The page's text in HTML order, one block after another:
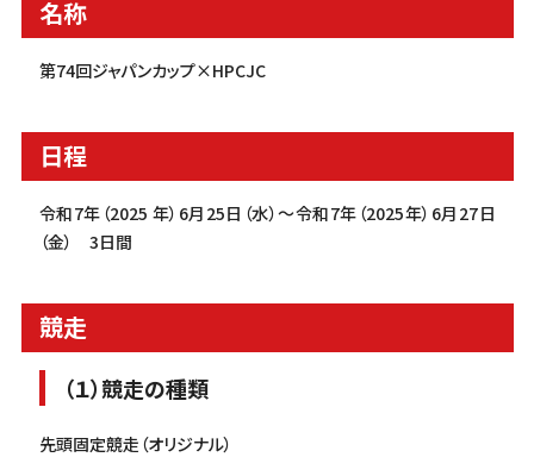
名称
第74回ジャパンカップ×HPCJC
日程
令和7年（2025 年）6月25日（水）～令和7年（2025年）6月27日
（金） 3日間
競走
（１）競走の種類
先頭固定競走（オリジナル）